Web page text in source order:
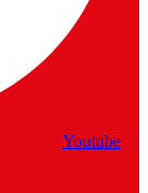
Youtube